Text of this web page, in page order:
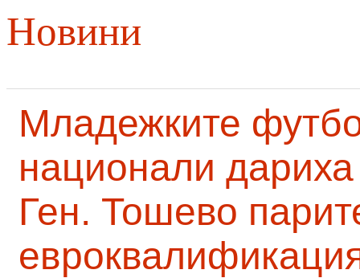
Новини
Младежките
национали
Ген. Тошево